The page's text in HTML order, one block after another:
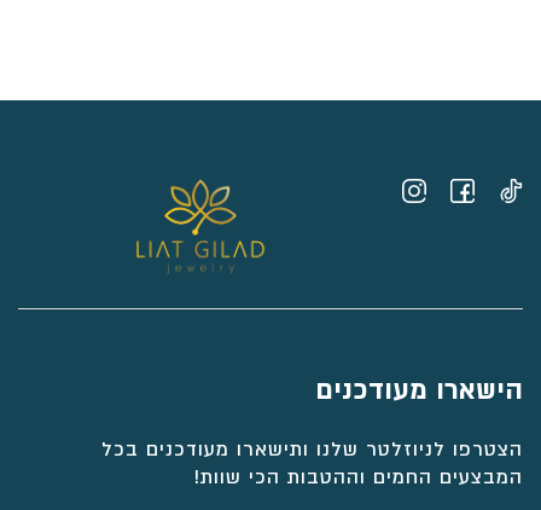
הישארו מעודכנים
הצטרפו לניוזלטר שלנו ותישארו מעודכנים בכל
המבצעים החמים וההטבות הכי שוות!